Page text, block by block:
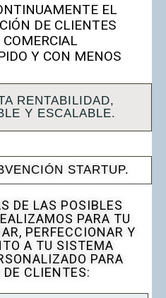
EL
DE CLIENTES
COMERCIAL
Y CON MENOS
RENTABILIDAD,
Y ESCALABLE.
STARTUP.
DE LAS POSIBLES
PARA TU
PERFECCIONAR Y
A TU SISTEMA
PARA
CLIENTES: